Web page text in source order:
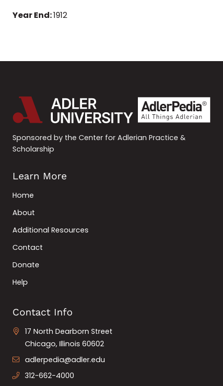
Year End:1912
Sponsored by the Center for Adlerian Practice &
Scholarship
Learn More
Home
About
Additional Resources
Contact
Donate
Help
Contact Info
17 North Dearborn Street
Chicago, Illinois 60602
adlerpedia@adler.edu
312-662-4000